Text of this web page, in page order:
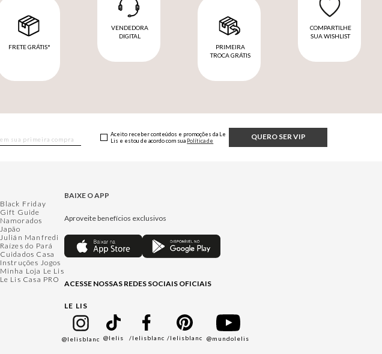
FRETE GRÁTIS*
VENDEDORA
DIGITAL
PRIMEIRA
TROCA GRÁTIS
COMPARTILHE
SUA WISHLIST
QUERO SER VIP
Aceito receber conteúdos e promoções da Le
Lis e estou de acordo com sua Política de
Black Friday
Gift Guide
Namorados
Japão
Julián Manfredi
Raízes do Pará
Cuidados Casa
Instruções Jogos
Minha Loja Le Lis
Le Lis Casa PRO
BAIXE O APP
Aproveite benefícios exclusivos
ACESSE NOSSAS REDES SOCIAIS OFICIAIS
LE LIS
@lelisblanc @lelis /lelisblanc /lelisblanc @mundolelis